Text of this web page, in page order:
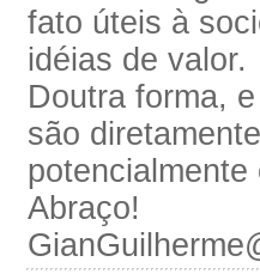
fato úteis à
idéias de valor.
Doutra forma,
são
Abraço!